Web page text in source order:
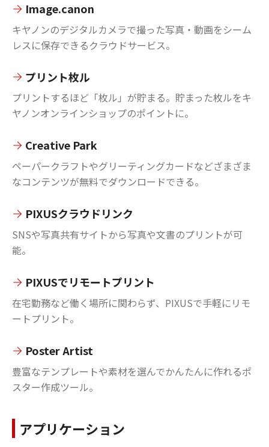
Image.canon
キヤノンのデジタルカメラで撮った写真・動画をシーム
レスに保存できるクラウドサービス。
プリント枚ル
プリントするほど「枚ル」が貯まる。貯まった枚ルをキ
ヤノンオンラインショップのポイントに。
Creative Park
ペーパークラフトやグリーティングカードなどざまざま
なコンテンツが無料でダウンロードできる。
PIXUSクラウドリンク
SNSや写真共有サイトから写真や文書のプリントが可
能。
PIXUSでリモートプリント
在宅勤務など働く場所に関わらず、PIXUSで手軽にリモ
ートプリント。
Poster Artist
豊富なテンプレートや素材を選んでかんたんに作れるポ
スター作成ツール。
アプリケーション